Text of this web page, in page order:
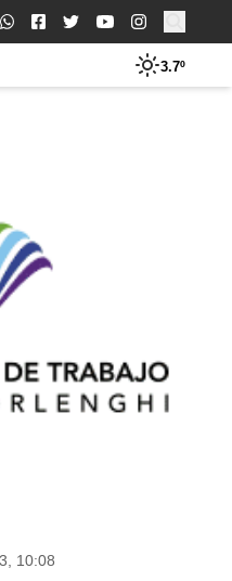
Buscar:
3.7º
10:08